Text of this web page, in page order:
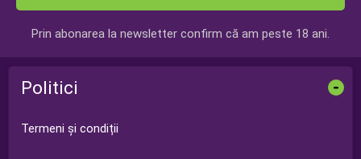
Prin abonarea la newsletter confirm că am peste 18 ani.
Politici -
Termeni și condiții